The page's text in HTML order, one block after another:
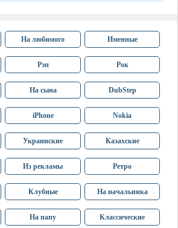
На любимого Именные
Рэп Рок
На сына DubStep
iPhone Nokia
Украинские Казахские
Из рекламы Ретро
Клубные На начальника
На папу Классические